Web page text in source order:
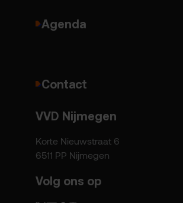
Agenda
Contact
VVD Nijmegen
Korte Nieuwstraat 6
6511 PP Nijmegen
Volg ons op